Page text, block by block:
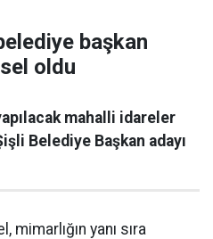
başkan
oldu
mahalli idareler
Belediye Başkan adayı
yanı sıra